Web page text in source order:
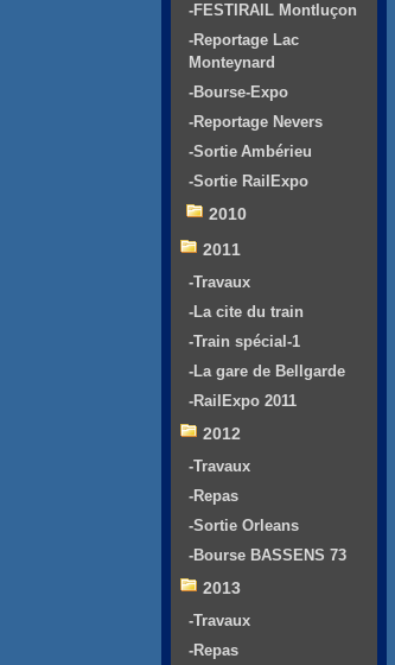
-FESTIRAIL Montluçon
-Reportage Lac
Monteynard
-Bourse-Expo
-Reportage Nevers
-Sortie Ambérieu
-Sortie RailExpo
2010
2011
-Travaux
-La cite du train
-Train spécial-1
-La gare de Bellgarde
-RailExpo 2011
2012
-Travaux
-Repas
-Sortie Orleans
-Bourse BASSENS 73
2013
-Travaux
-Repas